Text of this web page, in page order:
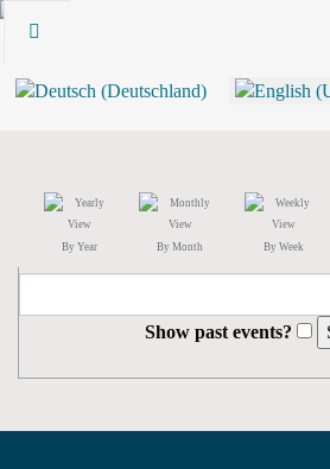
By Year By Month By Week
Show past events?